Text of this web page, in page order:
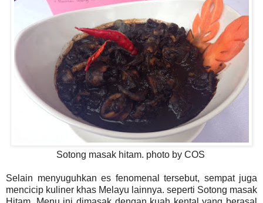
Sotong masak hitam. photo by COS
Selain menyuguhkan es fenomenal tersebut, sempat juga
mencicip kuliner khas Melayu lainnya. seperti Sotong masak